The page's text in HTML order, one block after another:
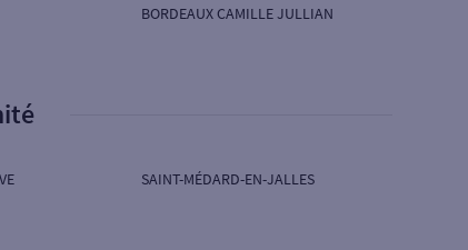
BORDEAUX CAMILLE JULLIAN
SAINT-MÉDARD-EN-JALLES